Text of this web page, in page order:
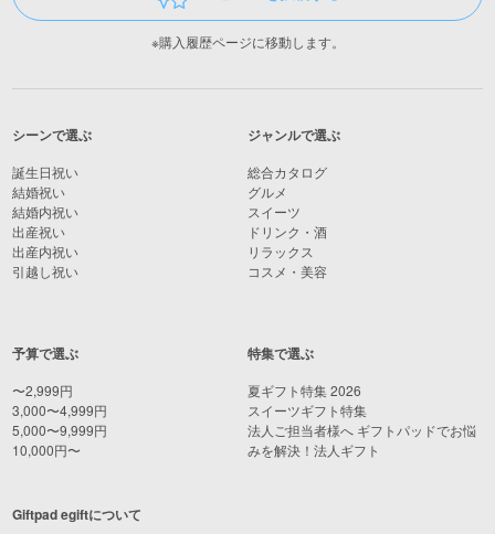
※購入履歴ページに移動します。
シーンで選ぶ
誕生日祝い
結婚祝い
結婚内祝い
出産祝い
出産内祝い
引越し祝い
予算で選ぶ
〜2,999円
3,000〜4,999円
5,000〜9,999円
10,000円〜
ジャンルで選ぶ
総合カタログ
グルメ
スイーツ
ドリンク・酒
リラックス
コスメ・美容
特集で選ぶ
夏ギフト特集 2026
スイーツギフト特集
法人ご担当者様へ ギフトパッドでお悩
みを解決！法人ギフト
Giftpad egiftについて